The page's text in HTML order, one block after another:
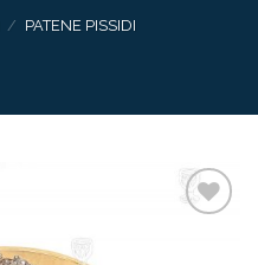
/ PATENE PISSIDI